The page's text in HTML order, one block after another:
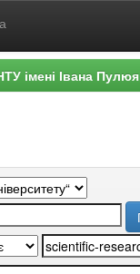
імені Івана Пулюя